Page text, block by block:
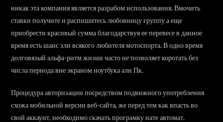
никак эта компания является разрабом использования. Вмочить
ставки получите и распишитесь любовницу группу а еще
приобрести красивый сумма благодарствуя ее перевесе в данное
время есть шанс зли всякого любителя мотоспорта. В одно время
долговязый альфа-ритм жизни часто не позволяет коротать без
числа периода вне экраном ноутбука али Пк.
Процедура авторизации посредством подвижного употребления
схожа мобильной версии веб-сайта, же перед тем как впасть во
свой аккаунт, необходимо скачать програмку нате автомат.